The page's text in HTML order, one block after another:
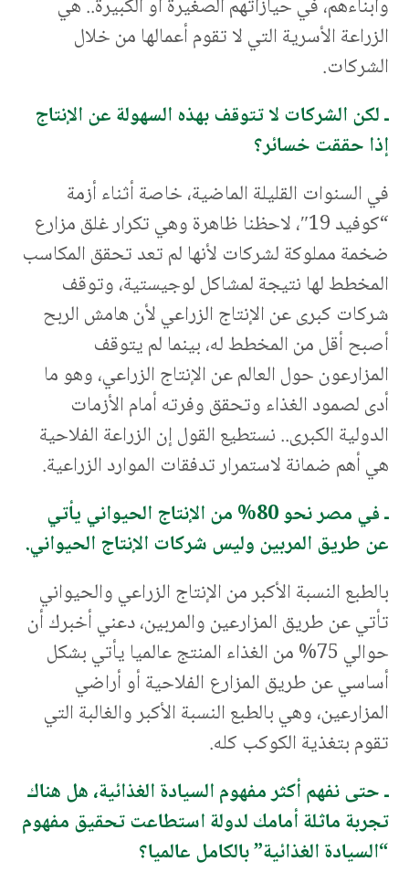
وأبناءهم، في حيازاتهم الصغيرة أو الكبيرة.. هي
الزراعة الأسرية التي لا تقوم أعمالها من خلال
الشركات.
ـ لكن الشركات لا تتوقف بهذه السهولة عن الإنتاج
إذا حققت خسائر؟
في السنوات القليلة الماضية، خاصة أثناء أزمة
“كوفيد 19″، لاحظنا ظاهرة وهي تكرار غلق مزارع
ضخمة مملوكة لشركات لأنها لم تعد تحقق المكاسب
المخطط لها نتيجة لمشاكل لوجيستية، وتوقف
شركات كبرى عن الإنتاج الزراعي لأن هامش الربح
أصبح أقل من المخطط له، بينما لم يتوقف
المزارعون حول العالم عن الإنتاج الزراعي، وهو ما
أدى لصمود الغذاء وتحقق وفرته أمام الأزمات
الدولية الكبرى.. نستطيع القول إن الزراعة الفلاحية
هي أهم ضمانة لاستمرار تدفقات الموارد الزراعية.
ـ في مصر نحو 80% من الإنتاج الحيواني يأتي
عن طريق المربين وليس شركات الإنتاج الحيواني.
بالطبع النسبة الأكبر من الإنتاج الزراعي والحيواني
تأتي عن طريق المزارعين والمربين، دعني أخبرك أن
حوالي 75% من الغذاء المنتج عالميا يأتي بشكل
أساسي عن طريق المزارع الفلاحية أو أراضي
المزارعين، وهي بالطبع النسبة الأكبر والغالبة التي
تقوم بتغذية الكوكب كله.
ـ حتى نفهم أكثر مفهوم السيادة الغذائية، هل هناك
تجربة ماثلة أمامك لدولة استطاعت تحقيق مفهوم
“السيادة الغذائية” بالكامل عالميا؟